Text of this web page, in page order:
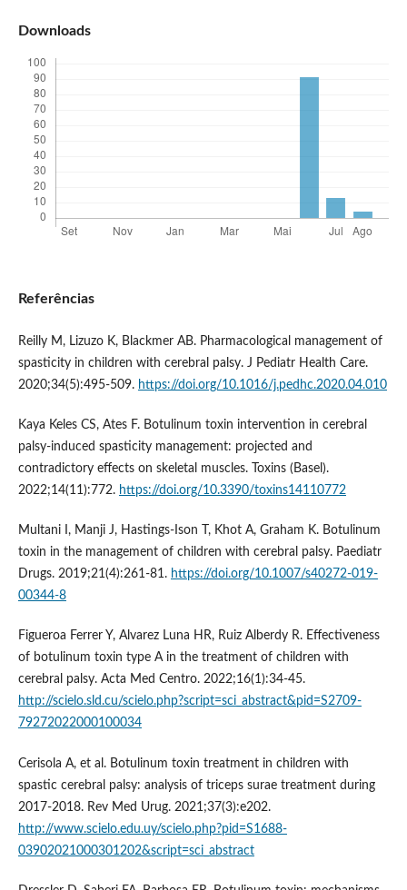
Downloads
Referências
Reilly M, Lizuzo K, Blackmer AB. Pharmacological management of
spasticity in children with cerebral palsy. J Pediatr Health Care.
2020;34(5):495-509. https://doi.org/10.1016/j.pedhc.2020.04.010
Kaya Keles CS, Ates F. Botulinum toxin intervention in cerebral
palsy-induced spasticity management: projected and
contradictory effects on skeletal muscles. Toxins (Basel).
2022;14(11):772. https://doi.org/10.3390/toxins14110772
Multani I, Manji J, Hastings-Ison T, Khot A, Graham K. Botulinum
toxin in the management of children with cerebral palsy. Paediatr
Drugs. 2019;21(4):261-81. https://doi.org/10.1007/s40272-019-
00344-8
Figueroa Ferrer Y, Alvarez Luna HR, Ruiz Alberdy R. Effectiveness
of botulinum toxin type A in the treatment of children with
cerebral palsy. Acta Med Centro. 2022;16(1):34-45.
http://scielo.sld.cu/scielo.php?script=sci_abstract&pid=S2709-
79272022000100034
Cerisola A, et al. Botulinum toxin treatment in children with
spastic cerebral palsy: analysis of triceps surae treatment during
2017-2018. Rev Med Urug. 2021;37(3):e202.
http://www.scielo.edu.uy/scielo.php?pid=S1688-
03902021000301202&script=sci_abstract